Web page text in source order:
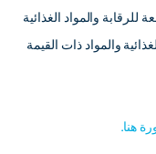
والمواد الغذائية
والمواد ذات القيمة
هنا.